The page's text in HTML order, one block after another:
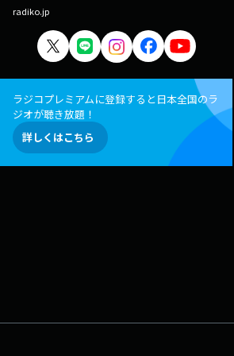
radiko.jp
ラジコプレミアムに登録すると日本全国のラ
ジオが聴き放題！
詳しくはこちら